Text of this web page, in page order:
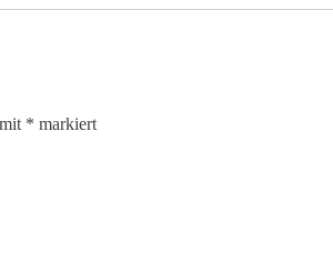
* markiert